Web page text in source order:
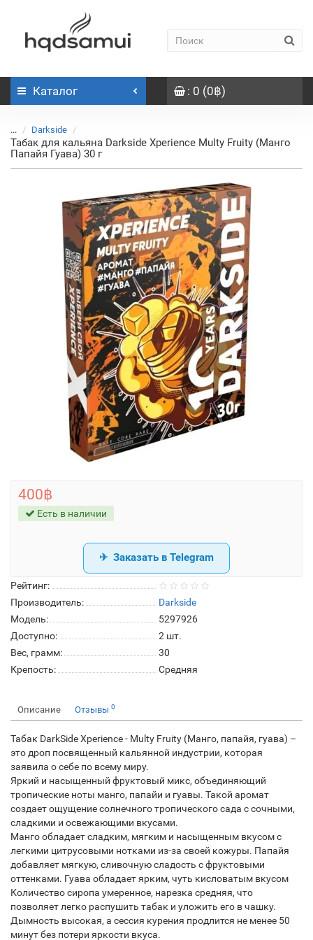
Каталог : 0 (0฿)
... Darkside
Табак для кальяна Darkside Xperience Multy Fruity (Манго
Папайя Гуава) 30 г
Рейтинг:
Производитель:
Darkside
Модель:
5297926
Доступно:
2 шт.
Вес, грамм:
30
Крепость:
Средняя
400฿
Есть в наличии
Заказать в Telegram
Описание Отзывы 0
Табак DarkSide Xperience - Multy Fruity (Манго, папайя, гуава) –
это дроп посвященный кальянной индустрии, которая
заявила о себе по всему миру.
Яркий и насыщенный фруктовый микс, объединяющий
тропические ноты манго, папайи и гуавы. Такой аромат
создает ощущение солнечного тропического сада с сочными,
сладкими и освежающими вкусами.
Манго обладает сладким, мягким и насыщенным вкусом с
легкими цитрусовыми нотками из-за своей кожуры. Папайя
добавляет мягкую, сливочную сладость с фруктовыми
оттенками. Гуава обладает ярким, чуть кисловатым вкусом
Количество сиропа умеренное, нарезка средняя, что
позволяет легко распушить табак и уложить его в чашку.
Дымность высокая, а сессия курения продлится не менее 50
минут без потери яркости вкуса.